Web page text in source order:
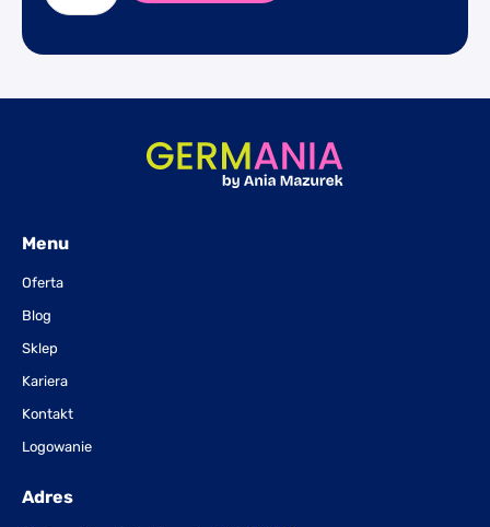
#Niemiecki
-
oferta
subskrybentów
Menu
Oferta
Blog
Sklep
Kariera
Kontakt
Logowanie
Adres